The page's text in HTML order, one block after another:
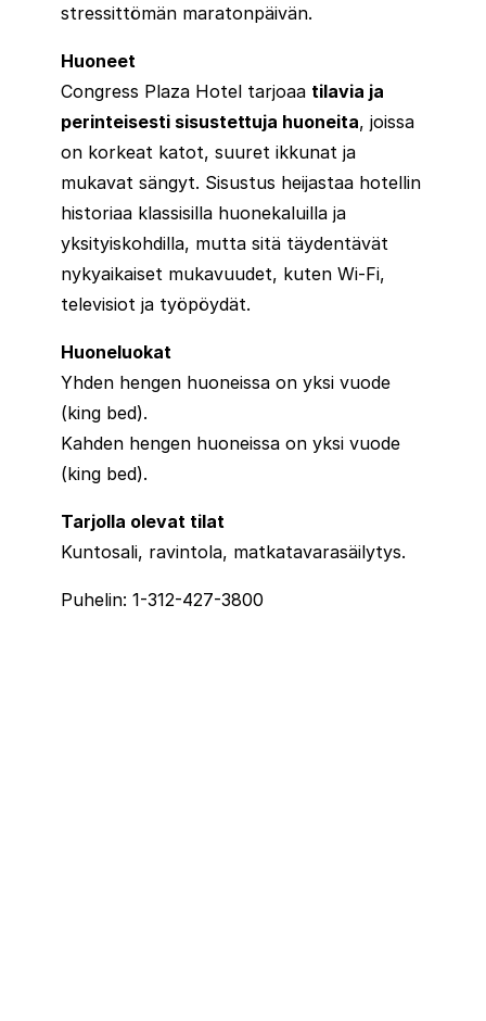
stressittömän maratonpäivän.
Huoneet
Congress Plaza Hotel tarjoaa tilavia ja
perinteisesti sisustettuja huoneita, joissa
on korkeat katot, suuret ikkunat ja
mukavat sängyt. Sisustus heijastaa hotellin
historiaa klassisilla huonekaluilla ja
yksityiskohdilla, mutta sitä täydentävät
nykyaikaiset mukavuudet, kuten Wi-Fi,
televisiot ja työpöydät.
Huoneluokat
Yhden hengen huoneissa on yksi vuode
(king bed).
Kahden hengen huoneissa on yksi vuode
(king bed).
Tarjolla olevat tilat
Kuntosali, ravintola, matkatavarasäilytys.
Puhelin: 1-312-427-3800